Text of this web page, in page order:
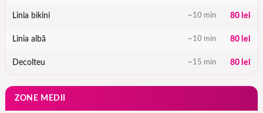
Linia bikini ~10 min 80 lei
Linia albă ~10 min 80 lei
Decolteu ~15 min 80 lei
ZONE MEDII